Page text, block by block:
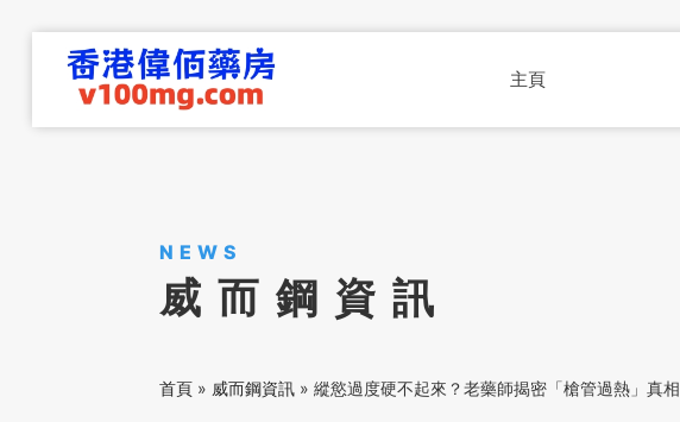
主頁
NEWS
威而鋼資訊
首頁 » 威而鋼資訊 »縱慾過度硬不起來？老藥師揭密「槍管過熱」真相